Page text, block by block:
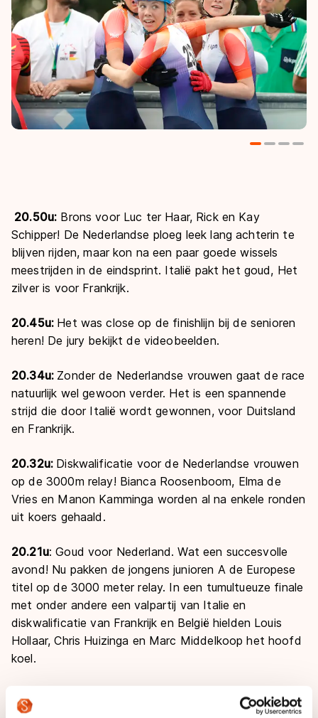
20.50u: Brons voor Luc ter Haar, Rick en Kay
Schipper! De Nederlandse ploeg leek lang achterin te
blijven rijden, maar kon na een paar goede wissels
meestrijden in de eindsprint. Italië pakt het goud, Het
zilver is voor Frankrijk.
20.45u: Het was close op de finishlijn bij de senioren
heren! De jury bekijkt de videobeelden.
20.34u: Zonder de Nederlandse vrouwen gaat de race
natuurlijk wel gewoon verder. Het is een spannende
strijd die door Italië wordt gewonnen, voor Duitsland
en Frankrijk.
20.32u: Diskwalificatie voor de Nederlandse vrouwen
op de 3000m relay! Bianca Roosenboom, Elma de
Vries en Manon Kamminga worden al na enkele ronden
uit koers gehaald.
20.21u: Goud voor Nederland. Wat een succesvolle
avond! Nu pakken de jongens junioren A de Europese
titel op de 3000 meter relay. In een tumultueuze finale
met onder andere een valpartij van Italie en
diskwalificatie van Frankrijk en België hielden Louis
Hollaar, Chris Huizinga en Marc Middelkoop het hoofd
koel.
: Helaas geen goud, maar zilver voor de
Nederlandse meiden van de junioren A. Achter het